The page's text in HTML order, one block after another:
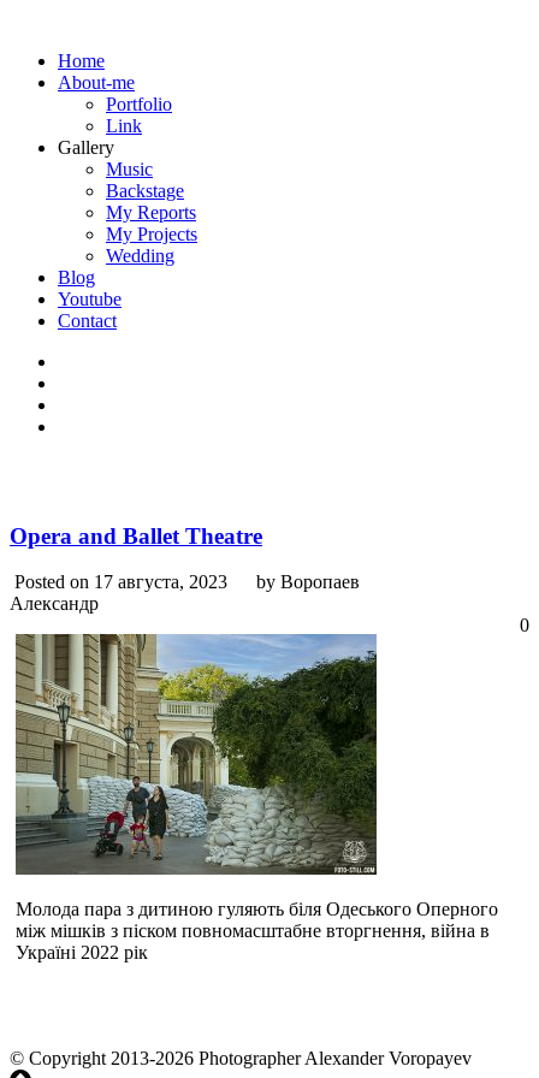
Home
About-me
Portfolio
Link
Gallery
Music
Backstage
My Reports
My Projects
Wedding
Blog
Youtube
Contact
Opera and Ballet Theatre
Posted on 17 августа, 2023
by Воропаев
Александр
0
Молода пара з дитиною гуляють біля Одеського Оперного
між мішків з піском повномасштабне вторгнення, війна в
Україні 2022 рік
© Copyright 2013-2026 Photographer Alexander Voropayev